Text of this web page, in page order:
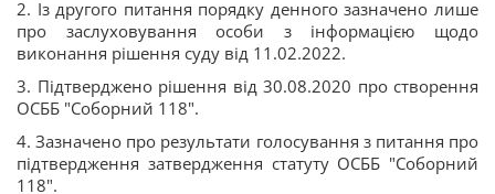
2. Із другого питання порядку денного зазначено лише
про заслуховування особи з інформацією щодо
виконання рішення суду від 11.02.2022.
3. Підтверджено рішення від 30.08.2020 про створення
ОСББ "Соборний 118".
4. Зазначено про результати голосування з питання про
підтвердження затвердження статуту ОСББ "Соборний
118".